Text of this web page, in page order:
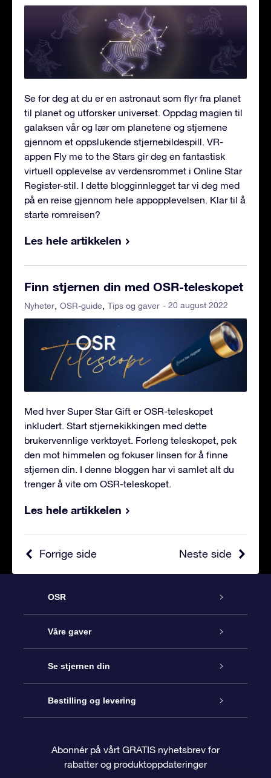
Se for deg at du er en astronaut som flyr fra planet
til planet og utforsker universet. Oppdag magien til
galaksen vår og lær om planetene og stjernene
gjennom et oppslukende stjernebildespill. VR-
appen Fly me to the Stars gir deg en fantastisk
virtuell opplevelse av verdensrommet i Online Star
Register-stil. I dette blogginnlegget tar vi deg med
på en reise gjennom hele appopplevelsen. Klar til å
starte romreisen?
Les hele artikkelen
Finn stjernen din med OSR-teleskopet
Nyheter OSR-guide Tips og gaver - 20 august 2022
Med hver Super Star Gift er OSR-teleskopet
inkludert. Start stjernekikkingen med dette
brukervennlige verktøyet. Forleng teleskopet, pek
den mot himmelen og fokuser linsen for å finne
stjernen din. I denne bloggen har vi samlet alt du
trenger å vite om OSR-teleskopet.
Les hele artikkelen
Neste side
Forrige side
OSR
Kundeservice
Kontakt oss
Bloggen
Anmeldelser
Våre gaver
Online Stjernegave
OSR Gavepakke
OSR-gavekortet
Se stjernen din
Star Register
Pesontilpasset stjerneside
Bestilling og levering
Betalingsinformasjon
Abonnér på vårt GRATIS nyhetsbrev for
rabatter og produktoppdateringer